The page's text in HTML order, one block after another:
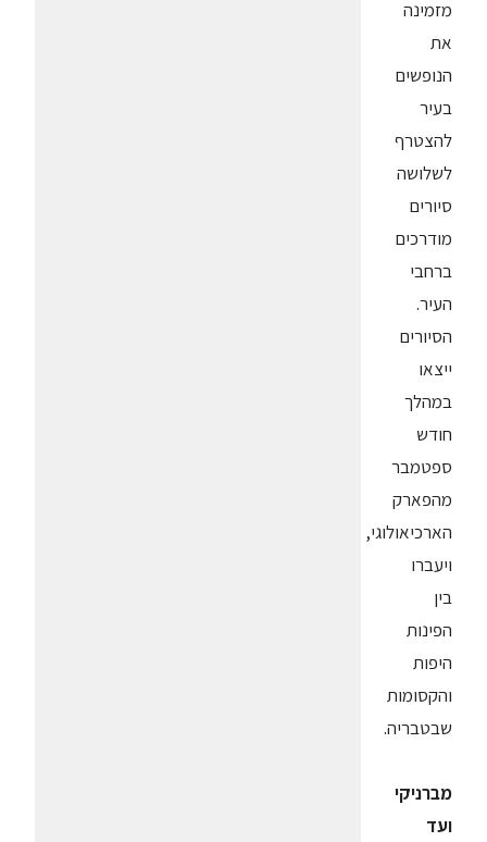
מזמינה
את
הנופשים
בעיר
להצטרף
לשלושה
סיורים
מודרכים
ברחבי
העיר.
הסיורים
ייצאו
במהלך
חודש
ספטמבר
מהפארק
הארכיאולוגי,
ויעברו
בין
הפינות
היפות
והקסומות
שבטבריה.
מברניקי
ועד